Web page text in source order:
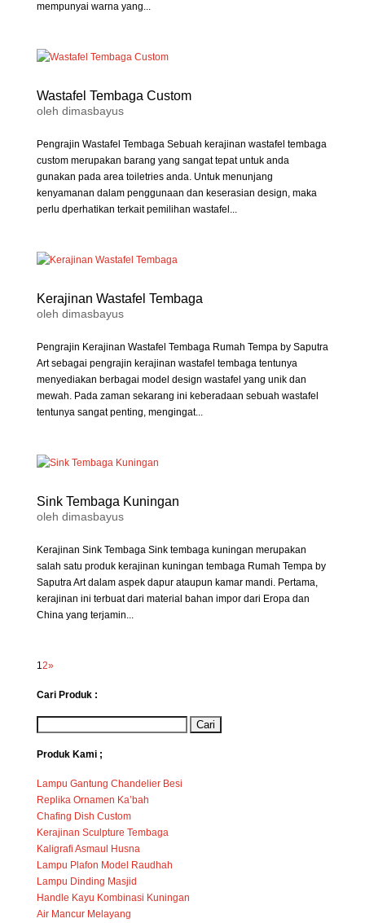
mempunyai warna yang...
Wastafel Tembaga Custom
oleh dimasbayus
Pengrajin Wastafel Tembaga Sebuah kerajinan wastafel tembaga
custom merupakan barang yang sangat tepat untuk anda
gunakan pada area toiletries anda. Untuk menunjang
kenyamanan dalam penggunaan dan keserasian design, maka
perlu dperhatikan terkait pemilihan wastafel...
Kerajinan Wastafel Tembaga
oleh dimasbayus
Pengrajin Kerajinan Wastafel Tembaga Rumah Tempa by Saputra
Art sebagai pengrajin kerajinan wastafel tembaga tentunya
menyediakan berbagai model design wastafel yang unik dan
mewah. Pada zaman sekarang ini keberadaan sebuah wastafel
tentunya sangat penting, mengingat...
Sink Tembaga Kuningan
oleh dimasbayus
Kerajinan Sink Tembaga Sink tembaga kuningan merupakan
salah satu produk kerajinan kuningan tembaga Rumah Tempa by
Saputra Art dalam aspek dapur ataupun kamar mandi. Pertama,
kerajinan ini terbuat dari material bahan impor dari Eropa dan
China yang terjamin...
12»
Cari Produk :
Produk Kami ;
Lampu Gantung Chandelier Besi
Replika Ornamen Ka’bah
Chafing Dish Custom
Kerajinan Sculpture Tembaga
Kaligrafi Asmaul Husna
Lampu Plafon Model Raudhah
Lampu Dinding Masjid
Handle Kayu Kombinasi Kuningan
Air Mancur Melayang